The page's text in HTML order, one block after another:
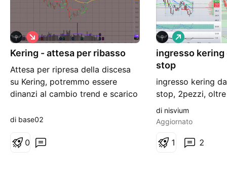
Kering - attesa per ribasso
Attesa per ripresa della discesa
su Kering, potremmo essere
dinanzi al cambio trend e scarico
minimi di Aprile, torna di attualità
target.
S
h
o
t
di base02
0
ingresso
stop
ingresso kering
stop, 2pezzi,
conformazione
reazione
riserva di
L
o
n
di nisvium
Aggiornato
2
1